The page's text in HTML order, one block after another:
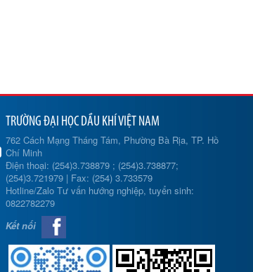
TRƯỜNG ĐẠI HỌC DẦU KHÍ VIỆT NAM
762 Cách Mạng Tháng Tám, Phường Bà Rịa, TP. Hồ
Chí Minh
Điện thoại: (254)3.738879 ; (254)3.738877;
(254)3.721979 | Fax: (254) 3.733579
Hotline/Zalo Tư vấn hướng nghiệp, tuyển sinh:
0822782279
Kết nối